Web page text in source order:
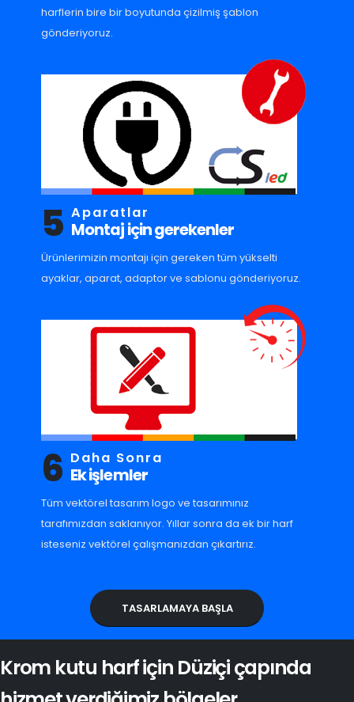
harflerin bire bir boyutunda çizilmiş şablon
gönderiyoruz.
5 Aparatlar
Montaj için gerekenler
Ürünlerimizin montajı için gereken tüm yükselti
ayaklar, aparat, adaptor ve sablonu gönderiyoruz.
6 Daha Sonra
Ek işlemler
Tüm vektörel tasarım logo ve tasarımınız
tarafımızdan saklanıyor. Yıllar sonra da ek bir harf
isteseniz vektörel çalışmanızdan çıkartırız.
TASARLAMAYA BAŞLA
Krom kutu harf için Düziçi çapında